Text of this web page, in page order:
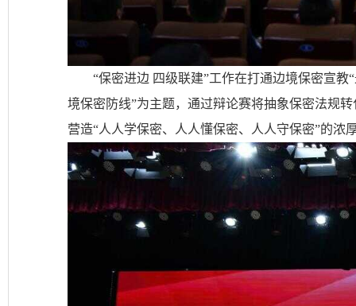
“保密进边 四级联建”工作在打通边境保密宣
境保密防线”为主题，通过辩论赛将抽象保密法规
营造“人人学保密、人人懂保密、人人守保密”的浓